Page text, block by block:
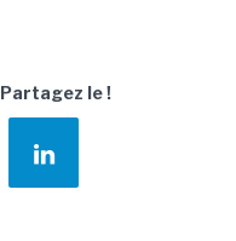
Partagez le !